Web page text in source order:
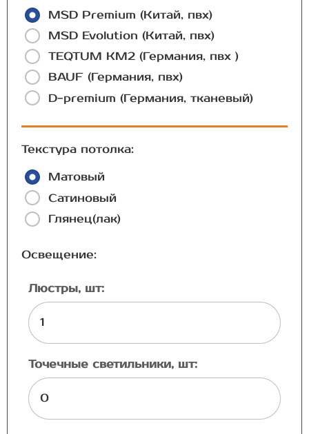
MSD Premium (Китай, пвх)
MSD Evolution (Китай, пвх)
TEQTUM КМ2 (Германия, пвх )
BAUF (Германия, пвх)
D-premium (Германия, тканевый)
Текстура потолка:
Матовый
Сатиновый
Глянец(лак)
Освещение:
Люстры, шт:
Точечные светильники, шт: